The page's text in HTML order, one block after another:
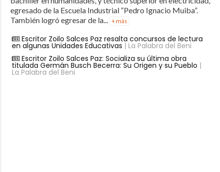
egresado de la Escuela Industrial “Pedro Ignacio Muiba”.
También logró egresar de la... + más
Escritor Zoilo Salces Paz resalta concursos de lectura
en algunas Unidades Educativas | La Palabra del Beni
Escritor Zoilo Salces Paz: Socializa su última obra
titulada Germán Busch Becerra: Su Origen y su Pueblo |
La Palabra del Beni